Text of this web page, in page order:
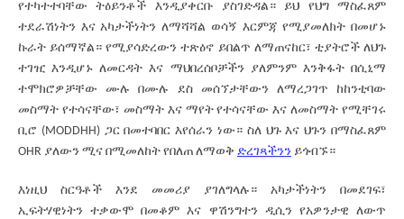
የተካተተባቸው ትዕይንቶች እንዲያቀርቡ ያስገድዳል። ይህ የህግ ማስፈጸም
ተደራሽነትን እና አካታችነትን ለማሻሻል ወሳኝ እርምጃ የሚያመለክት በመሆኑ
ኩራት ይሰማኛል። የሚያሳድረውን ተጽዕኖ ይበልጥ ለማጠናከር፣ ቲያትሮች ለህጉ
ተገዢ እንዲሆኑ ለመርዳት እና ማህበረሰቦቻችን ያለምንም እንቅፋት በሲኒማ
ተሞክሮዎቻቸው ሙሉ በሙሉ ደስ መሰኘታቸውን ለማረጋገጥ ከከንቲባው
መስማት የተሳናቸው፣ መስማት እና ማየት የተሳናቸው እና ለመስማት የሚቸገሩ
ቢሮ (MODDHH) ጋር በመተባበር እየሰራን ነው። ስለ ህጉ እና ህጉን በማስፈጸም
OHR ያለውን ሚና በሚመለከት የበለጠ ለማወቅ ድረገጻችንን ይጎብኙ።
እነዚህ ስርዓቶች እንደ መመሪያ ያገለግላሉ። አካታችነትን በመደገፍ፣
ኢፍትሃዊነትን ተቃውሞ በመቆም እና ዋሽንግተን ዲሲን የአዎንታዊ ለውጥ